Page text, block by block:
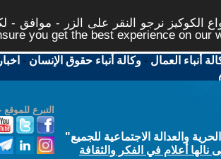
نرجو النقر على الزر - موافق -
you get the best experience on our
أنباء العمال -وكالة أنباء حقوق الإنسان -
التبرع
والعدالة الاجتماعية للجميع"
أعلام في الفكر والثقافة